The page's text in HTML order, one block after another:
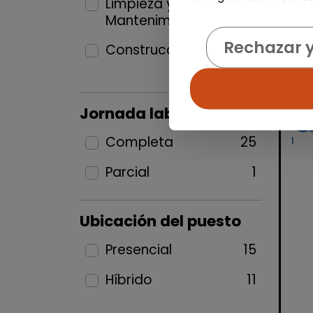
Limpieza y
Mantenimiento
Construcción y Oficios
1
Jornada laboral
Completa
25
Parcial
1
Ubicación del puesto
Presencial
15
Híbrido
11
Rechazar